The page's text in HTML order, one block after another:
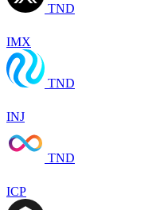
TND
IMX
TND
INJ
TND
ICP